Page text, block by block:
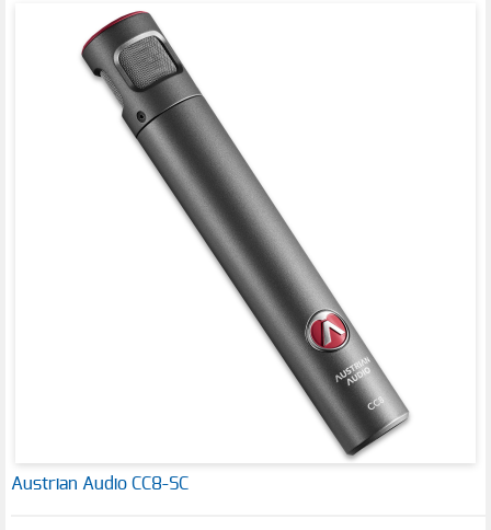
Austrian Audio CC8-SC